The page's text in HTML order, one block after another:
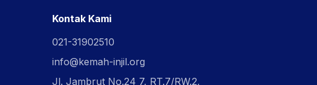
Kontak Kami
021-31902510
info@kemah-injil.org
Jl. Jambrut No.24 7, RT.7/RW.2,